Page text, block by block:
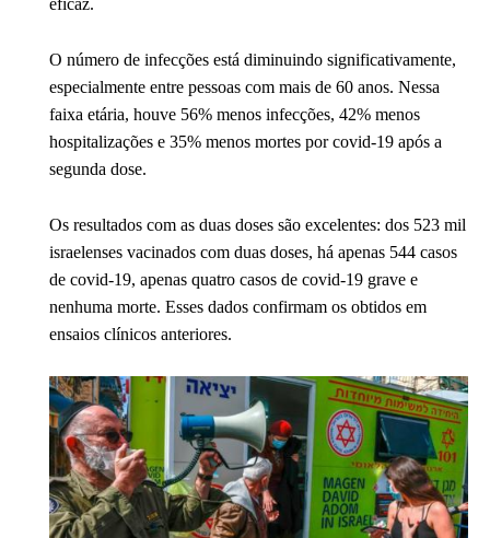
O número de infecções está diminuindo significativamente,
especialmente entre pessoas com mais de 60 anos. Nessa
faixa etária, houve 56% menos infecções, 42% menos
hospitalizações e 35% menos mortes por covid-19 após a
segunda dose.
Os resultados com as duas doses são excelentes: dos 523 mil
israelenses vacinados com duas doses, há apenas 544 casos
de covid-19, apenas quatro casos de covid-19 grave e
nenhuma morte. Esses dados confirmam os obtidos em
ensaios clínicos anteriores.